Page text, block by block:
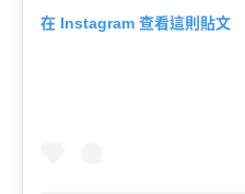
在 Instagram 查看這則貼文